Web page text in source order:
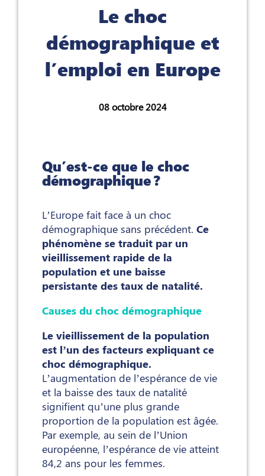
Le choc
démographique et
l’emploi en Europe
08 octobre 2024
Qu’est-ce que le choc
démographique ?
L’Europe fait face à un choc
démographique sans précédent. Ce
phénomène se traduit par un
vieillissement rapide de la
population et une baisse
persistante des taux de natalité.
Causes du choc démographique
Le vieillissement de la population
est l’un des facteurs expliquant ce
choc démographique.
L’augmentation de l’espérance de vie
et la baisse des taux de natalité
signifient qu’une plus grande
proportion de la population est âgée.
Par exemple, au sein de l’Union
européenne, l’espérance de vie atteint
84,2 ans pour les femmes.